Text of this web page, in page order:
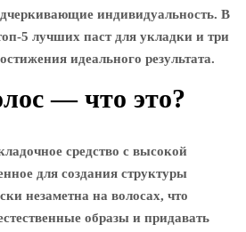
индивидуальность. В
5 лучших паст для укладки и три
идеального результата.
— что это?
средство с высокой
для создания структуры
незаметна на волосах, что
образы и придавать